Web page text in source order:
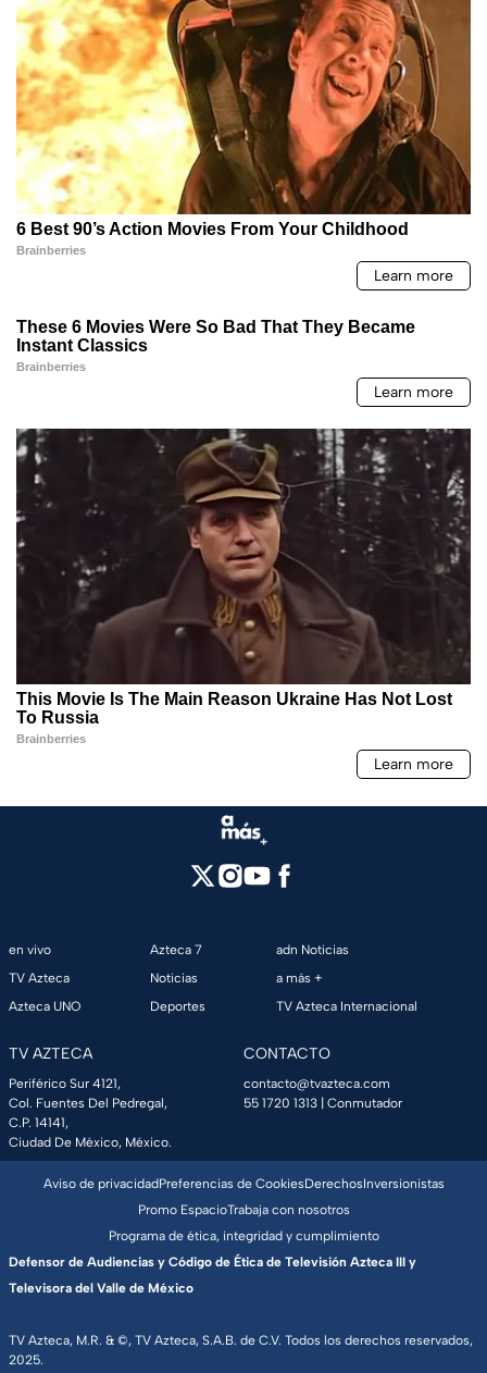
en vivo
TV Azteca
Azteca UNO
Azteca 7
Noticias
Deportes
adn Noticias
a más +
TV Azteca Internacional
TV AZTECA
Periférico Sur 4121,
Col. Fuentes Del Pedregal,
C.P. 14141,
Ciudad De México, México.
CONTACTO
contacto@tvazteca.com
55 1720 1313 | Conmutador
TV Azteca, M.R. & ©, TV Azteca, S.A.B. de C.V. Todos los derechos reservados,
2025.
Aviso de privacidadPreferencias de CookiesDerechosInversionistas
Promo EspacioTrabaja con nosotros
Programa de ética, integridad y cumplimiento
Defensor de Audiencias y Código de Ética de Televisión Azteca III y
Televisora del Valle de México